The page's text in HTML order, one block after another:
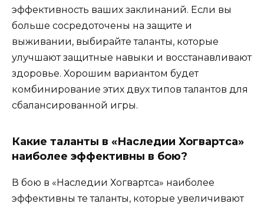
эффективность ваших заклинаний. Если вы
больше сосредоточены на защите и
выживании, выбирайте таланты, которые
улучшают защитные навыки и восстанавливают
здоровье. Хорошим вариантом будет
комбинирование этих двух типов талантов для
сбалансированной игры.
Какие таланты в «Наследии Хогвартса»
наиболее эффективны в бою?
В бою в «Наследии Хогвартса» наиболее
эффективны те таланты, которые увеличивают